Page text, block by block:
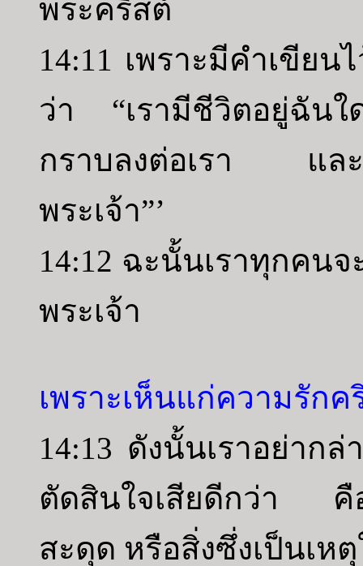
พระคริสต์
14:11 เพราะมีคำเขียน
ว่า “เรามีชีวิตอยู่ฉันใ
กราบลงต่อเรา และ
พระเจ้า”’
14:12 ฉะนั้นเราทุกคนจ
พระเจ้า
เพราะเห็นแก่ความรัก
14:13 ดังนั้นเราอย่าก
ตัดสินใจเสียดีกว่า คือ
สะดุด หรือสิ่งซึ่งเป็นเห